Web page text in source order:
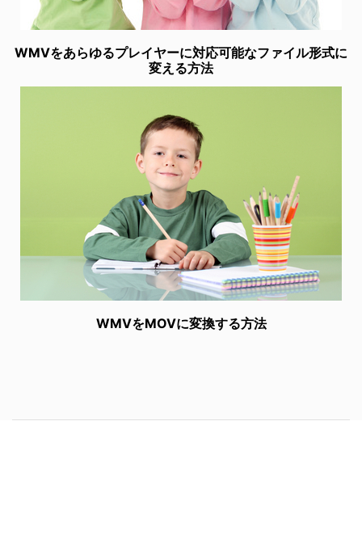
WMVをあらゆるプレイヤーに対応可能なファイル形式に
変える方法
WMVをMOVに変換する方法